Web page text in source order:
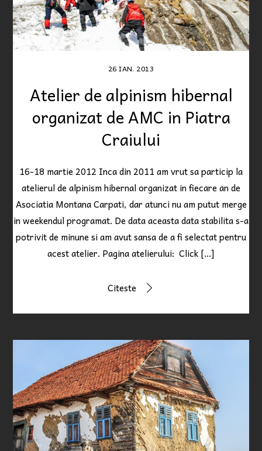
26 IAN. 2013
Atelier de alpinism hibernal
organizat de AMC in Piatra
Craiului
16-18 martie 2012 Inca din 2011 am vrut sa particip la
atelierul de alpinism hibernal organizat in fiecare an de
Asociatia Montana Carpati, dar atunci nu am putut merge
in weekendul programat. De data aceasta data stabilita s-a
potrivit de minune si am avut sansa de a fi selectat pentru
acest atelier. Pagina atelierului: Click […]
Citeste